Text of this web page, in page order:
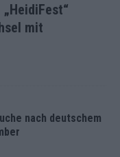
mit
nach deutschem